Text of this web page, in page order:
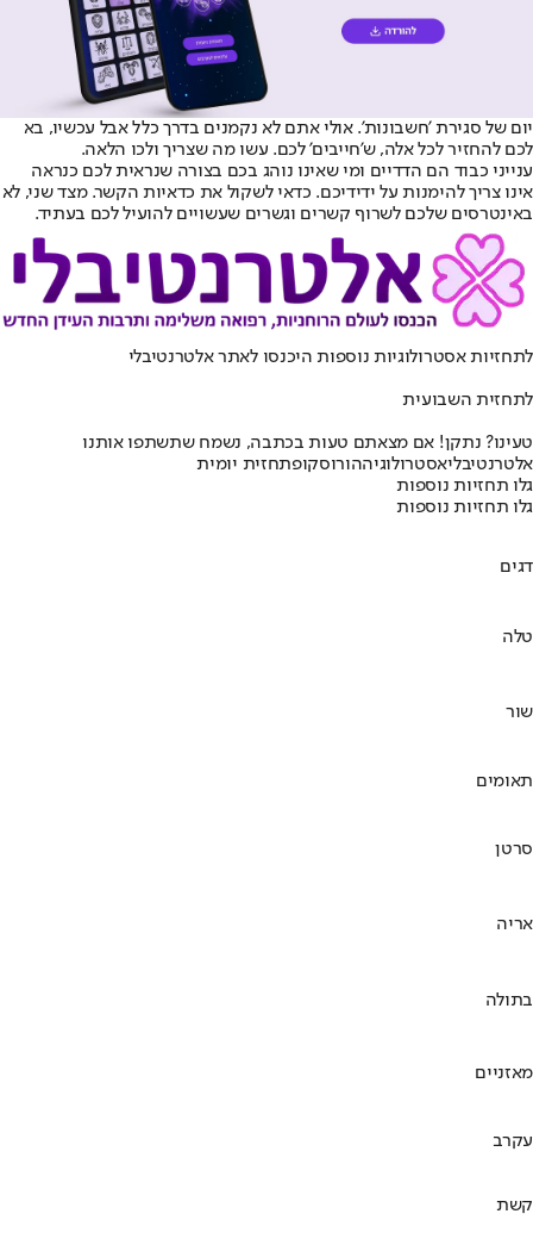
יום של סגירת 'חשבונות'. אולי אתם לא נקמנים בדרך כלל אבל עכשיו, בא
לכם להחזיר לכל אלה, ש'חייבים' לכם. עשו מה שצריך ולכו הלאה.
ענייני כבוד הם הדדיים ומי שאינו נוהג בכם בצורה שנראית לכם כנראה
אינו צריך להימנות על ידידיכם. כדאי לשקול את כדאיות הקשר. מצד שני, לא
באינטרסים שלכם לשרוף קשרים וגשרים שעשויים להועיל לכם בעתיד.
לתחזיות אסטרולוגיות נוספות היכנסו לאתר אלטרנטיבלי
לתחזית השבועית
טעינו? נתקן! אם מצאתם טעות בכתבה, נשמח שתשתפו אותנו
אלטרנטיבליאסטרולוגיההורוסקופתחזית יומית
גלו תחזיות נוספות
גלו תחזיות נוספות
דגים
טלה
שור
תאומים
סרטן
אריה
בתולה
מאזניים
עקרב
קשת